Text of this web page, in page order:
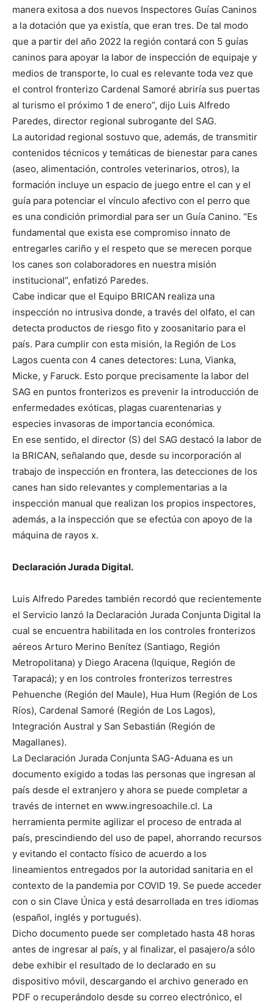
manera exitosa a dos nuevos Inspectores Guías Caninos
a la dotación que ya existía, que eran tres. De tal modo
que a partir del año 2022 la región contará con 5 guías
caninos para apoyar la labor de inspección de equipaje y
medios de transporte, lo cual es relevante toda vez que
el control fronterizo Cardenal Samoré abriría sus puertas
al turismo el próximo 1 de enero”, dijo Luis Alfredo
Paredes, director regional subrogante del SAG.
La autoridad regional sostuvo que, además, de transmitir
contenidos técnicos y temáticas de bienestar para canes
(aseo, alimentación, controles veterinarios, otros), la
formación incluye un espacio de juego entre el can y el
guía para potenciar el vínculo afectivo con el perro que
es una condición primordial para ser un Guía Canino. “Es
fundamental que exista ese compromiso innato de
entregarles cariño y el respeto que se merecen porque
los canes son colaboradores en nuestra misión
institucional”, enfatizó Paredes.
Cabe indicar que el Equipo BRICAN realiza una
inspección no intrusiva donde, a través del olfato, el can
detecta productos de riesgo fito y zoosanitario para el
país. Para cumplir con esta misión, la Región de Los
Lagos cuenta con 4 canes detectores: Luna, Vianka,
Micke, y Faruck. Esto porque precisamente la labor del
SAG en puntos fronterizos es prevenir la introducción de
enfermedades exóticas, plagas cuarentenarias y
especies invasoras de importancia económica.
En ese sentido, el director (S) del SAG destacó la labor de
la BRICAN, señalando que, desde su incorporación al
trabajo de inspección en frontera, las detecciones de los
canes han sido relevantes y complementarias a la
inspección manual que realizan los propios inspectores,
además, a la inspección que se efectúa con apoyo de la
máquina de rayos x.
Declaración Jurada Digital.
Luis Alfredo Paredes también recordó que recientemente
el Servicio lanzó la Declaración Jurada Conjunta Digital la
cual se encuentra habilitada en los controles fronterizos
aéreos Arturo Merino Benítez (Santiago, Región
Metropolitana) y Diego Aracena (Iquique, Región de
Tarapacá); y en los controles fronterizos terrestres
Pehuenche (Región del Maule), Hua Hum (Región de Los
Ríos), Cardenal Samoré (Región de Los Lagos),
Integración Austral y San Sebastián (Región de
Magallanes).
La Declaración Jurada Conjunta SAG-Aduana es un
documento exigido a todas las personas que ingresan al
país desde el extranjero y ahora se puede completar a
través de internet en www.ingresoachile.cl. La
herramienta permite agilizar el proceso de entrada al
país, prescindiendo del uso de papel, ahorrando recursos
y evitando el contacto físico de acuerdo a los
lineamientos entregados por la autoridad sanitaria en el
contexto de la pandemia por COVID 19. Se puede acceder
con o sin Clave Única y está desarrollada en tres idiomas
(español, inglés y portugués).
Dicho documento puede ser completado hasta 48 horas
antes de ingresar al país, y al finalizar, el pasajero/a sólo
debe exhibir el resultado de lo declarado en su
dispositivo móvil, descargando el archivo generado en
PDF o recuperándolo desde su correo electrónico, el